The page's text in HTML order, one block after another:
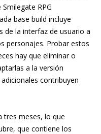
RPG
base build incluye
de la interfaz de usuario a
personajes. Probar estos
hay que eliminar o
a la versión
contribuyen
tres meses, lo que
que contiene los